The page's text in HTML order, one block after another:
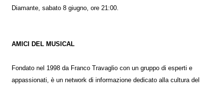
Diamante, sabato 8 giugno, ore 21:00.
AMICI DEL MUSICAL
Fondato nel 1998 da Franco Travaglio con un gruppo di esperti e
appassionati, è un network di informazione dedicato alla cultura del